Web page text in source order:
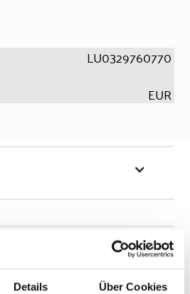
Details Über Cookies
LU0329760770
EUR